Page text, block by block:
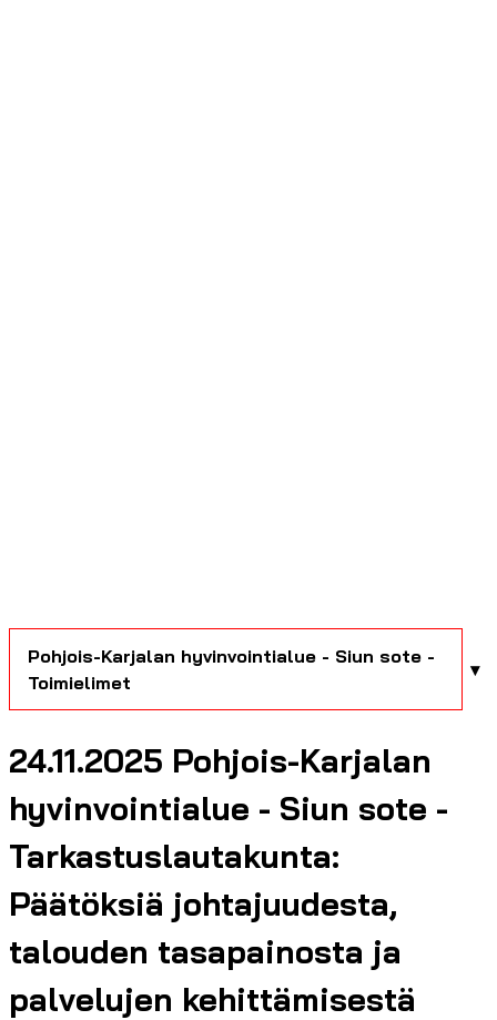
Pohjois-Karjalan hyvinvointialue - Siun sote -
Toimielimet
24.11.2025 Pohjois-Karjalan
hyvinvointialue - Siun sote -
Tarkastuslautakunta:
Päätöksiä johtajuudesta,
talouden tasapainosta ja
palvelujen kehittämisestä